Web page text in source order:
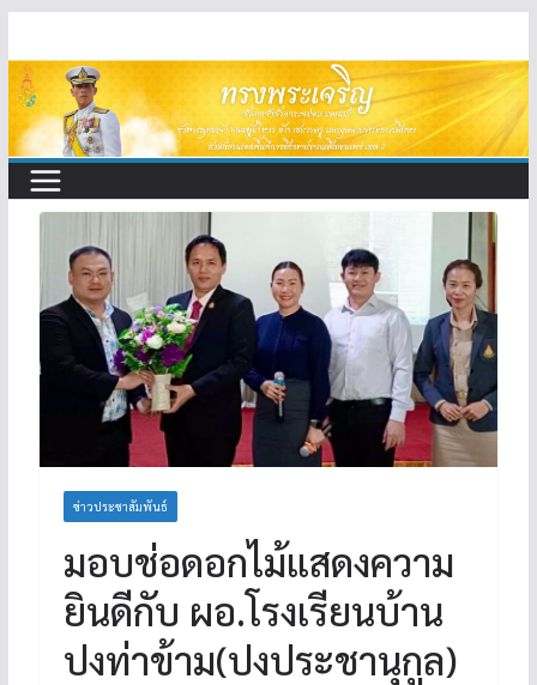
to
content
ข่าวประชาสัมพันธ์
มอบช่อดอกไม้แสดงความ
ยินดีกับ ผอ.โรงเรียนบ้าน
ปงท่าข้าม(ปงประชานุกูล)